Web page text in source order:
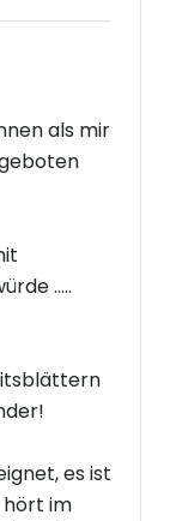
als mir
.....
es ist
hört im